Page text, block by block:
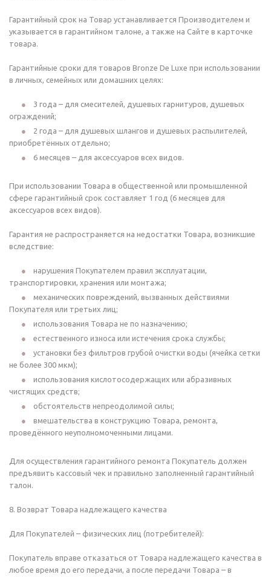
Гарантийный срок на Товар устанавливается Производителем и
указывается в гарантийном талоне, а также на Сайте в карточке
товара.
Гарантийные сроки для товаров Bronze De Luxe при использовании
в личных, семейных или домашних целях:
3 года – для смесителей, душевых гарнитуров, душевых
ограждений;
2 года – для душевых шлангов и душевых распылителей,
приобретённых отдельно;
6 месяцев – для аксессуаров всех видов.
При использовании Товара в общественной или промышленной
сфере гарантийный срок составляет 1 год (6 месяцев для
аксессуаров всех видов).
Гарантия не распространяется на недостатки Товара, возникшие
вследствие:
нарушения Покупателем правил эксплуатации,
транспортировки, хранения или монтажа;
механических повреждений, вызванных действиями
Покупателя или третьих лиц;
использования Товара не по назначению;
естественного износа или истечения срока службы;
установки без фильтров грубой очистки воды (ячейка сетки
не более 300 мкм);
использования кислотосодержащих или абразивных
чистящих средств;
обстоятельств непреодолимой силы;
вмешательства в конструкцию Товара, ремонта,
проведённого неуполномоченными лицами.
Для осуществления гарантийного ремонта Покупатель должен
предъявить кассовый чек и правильно заполненный гарантийный
талон.
8. Возврат Товара надлежащего качества
Для Покупателей – физических лиц (потребителей):
Покупатель вправе отказаться от Товара надлежащего качества в
любое время до его передачи, а после передачи Товара – в